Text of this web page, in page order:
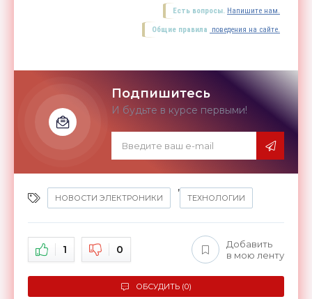
Есть вопросы. Напишите нам.
Общие правила поведения на сайте.
Подпишитесь
И будьте в курсе первыми!
НОВОСТИ ЭЛЕКТРОНИКИ
,
ТЕХНОЛОГИИ
1 0
Добавить
в мою ленту
ОБСУДИТЬ (0)